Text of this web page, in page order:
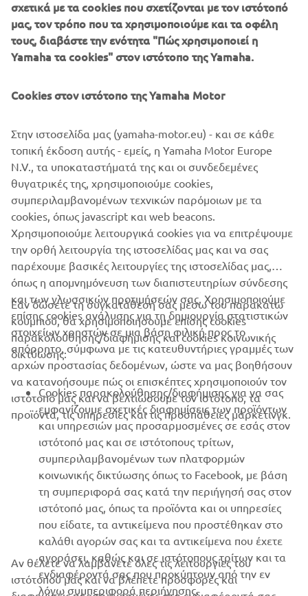
ΕΤΑΙΡΕΊΑ
B2B
ΠΕΡΙΣΣΌΤΕΡΑ YAMAHA
SUPPORT
ΕΝΗΜΕΡΩΤΙΚΟ ΔΕΛΤΙΟ
Γίνετε ο πρώτος που θα μάθετε για τις τελευταίες προσφορές, τις
ειδικές εκδηλώσεις, τις νέες κυκλοφορίες και πολλά άλλα
σχετικά με τα cookies που σχετίζονται με τον ιστότοπό
μας, τον τρόπο που τα χρησιμοποιούμε και τα οφέλη
τους, διαβάστε την ενότητα "Πώς χρησιμοποιεί η
Yamaha τα cookies" στον ιστότοπο της Yamaha.
Cookies στον ιστότοπο της Yamaha Motor
Στην ιστοσελίδα μας (yamaha-motor.eu) - και σε κάθε
τοπική έκδοση αυτής - εμείς, η Yamaha Motor Europe
N.V., τα υποκαταστήματά της και οι συνδεδεμένες
θυγατρικές της, χρησιμοποιούμε cookies,
συμπεριλαμβανομένων τεχνικών παρόμοιων με τα
cookies, όπως javascript και web beacons.
Χρησιμοποιούμε λειτουργικά cookies για να επιτρέψουμε
την ορθή λειτουργία της ιστοσελίδας μας και να σας
παρέχουμε βασικές λειτουργίες της ιστοσελίδας μας,
όπως η απομνημόνευση των διαπιστευτηρίων σύνδεσης
και των γλωσσικών προτιμήσεών σας. Χρησιμοποιούμε
επίσης cookies ανάλυσης για τη δημιουργία στατιστικών
στοιχείων χρηστών σε μια βάση φιλική προς το
απόρρητο, σύμφωνα με τις κατευθυντήριες γραμμές των
αρχών προστασίας δεδομένων, ώστε να μας βοηθήσουν
να κατανοήσουμε πώς οι επισκέπτες χρησιμοποιούν τον
ιστότοπό μας και να βελτιώσουμε τον ιστότοπο, τα
προϊόντα, τις υπηρεσίες και τις προσπάθειες μάρκετινγκ.
Εάν δώσετε τη συγκατάθεσή σας μέσω του παρακάτω
κουμπιού, θα χρησιμοποιήσουμε επίσης cookies
παρακολούθησης/διαφήμισης και cookies κοινωνικής
δικτύωσης:
Cookies παρακολούθησης/διαφήμισης για να σας
εμφανίζουμε σχετικές διαφημίσεις των προϊόντων
και υπηρεσιών μας προσαρμοσμένες σε εσάς στον
ιστότοπό μας και σε ιστότοπους τρίτων,
συμπεριλαμβανομένων των πλατφορμών
κοινωνικής δικτύωσης όπως το Facebook, με βάση
τη συμπεριφορά σας κατά την περιήγησή σας στον
ιστότοπό μας, όπως τα προϊόντα και οι υπηρεσίες
που είδατε, τα αντικείμενα που προστέθηκαν στο
καλάθι αγορών σας και τα αντικείμενα που έχετε
αγοράσει, καθώς και σε ιστότοπους τρίτων και τα
ενδιαφέροντά σας που προκύπτουν από την εν
λόγω συμπεριφορά περιήγησης.
Αν θέλετε να λαμβάνετε όλες τις λειτουργίες του
ιστότοπού μας και να βλέπετε προσφορές και